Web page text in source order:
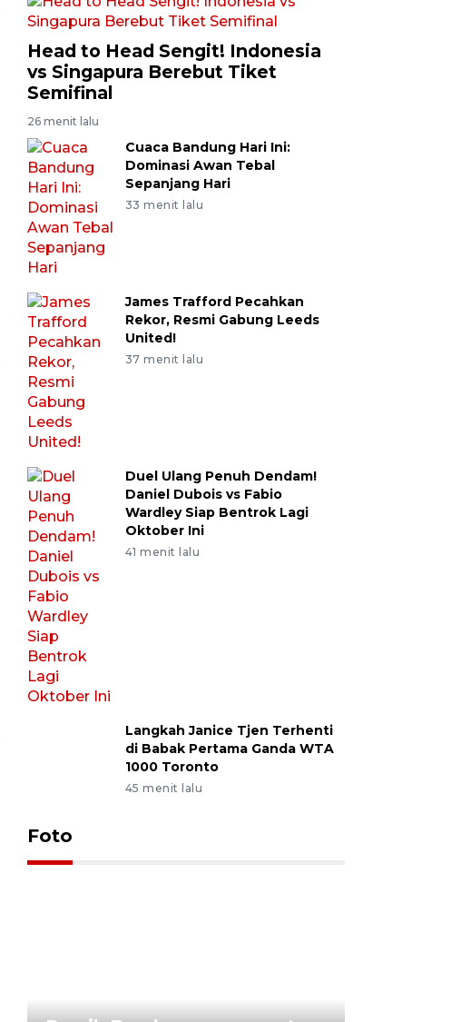
Head to Head Sengit! Indonesia
vs Singapura Berebut Tiket
Semifinal
26 menit lalu
Cuaca Bandung Hari Ini:
Dominasi Awan Tebal
Sepanjang Hari
33 menit lalu
James Trafford Pecahkan
Rekor, Resmi Gabung Leeds
United!
37 menit lalu
Duel Ulang Penuh Dendam!
Daniel Dubois vs Fabio
Wardley Siap Bentrok Lagi
Oktober Ini
41 menit lalu
Langkah Janice Tjen Terhenti
di Babak Pertama Ganda WTA
1000 Toronto
45 menit lalu
Foto